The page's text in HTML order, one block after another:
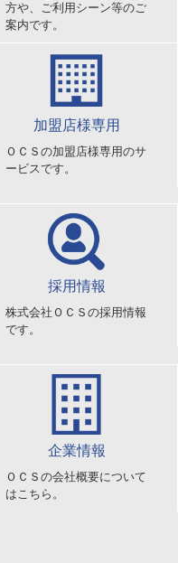
方や、ご利用シーン等のご
案内です。
加盟店様専用
ＯＣＳの加盟店様専用のサ
ービスです。
採用情報
株式会社ＯＣＳの採用情報
です。
企業情報
ＯＣＳの会社概要について
はこちら。